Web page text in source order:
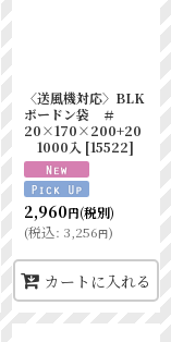
〈送風機対応〉BLK
ボードン袋 ＃
20×170×200+20
1000入 [15522]
2,960円(税別)
(税込: 3,256円)
カートに入れる